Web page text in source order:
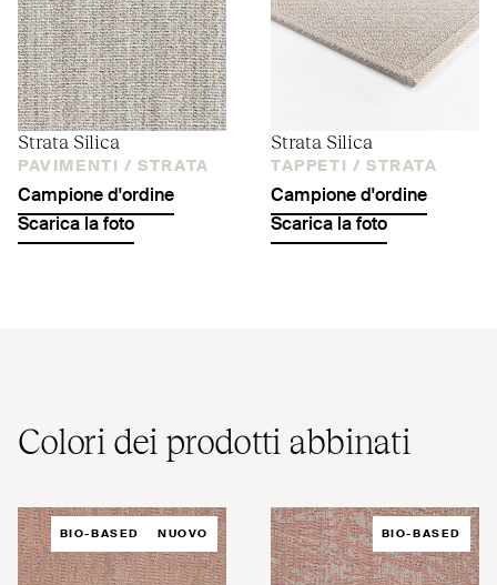
Strata Silica
PAVIMENTI / STRATA
Campione d'ordine
Scarica la foto
Strata Silica
TAPPETI / STRATA
Campione d'ordine
Scarica la foto
Colori dei prodotti abbinati
BIO-BASED NUOVO BIO-BASED